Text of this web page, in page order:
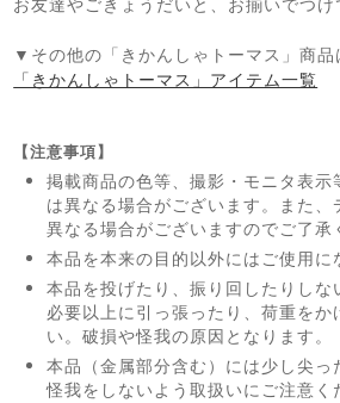
▼その他の「きかんしゃトーマス」商品
「きかんしゃトーマス」アイテム一覧
【注意事項】
掲載商品の色等、撮影・モニタ表示
は異なる場合がございます。また
異なる場合がございますのでご了承
本品を本来の目的以外にはご使用に
本品を投げたり、振り回したりしな
必要以上に引っ張ったり、荷重をか
い。破損や怪我の原因となります。
本品（金属部分含む）には少し尖っ
怪我をしないよう取扱いにご注意く